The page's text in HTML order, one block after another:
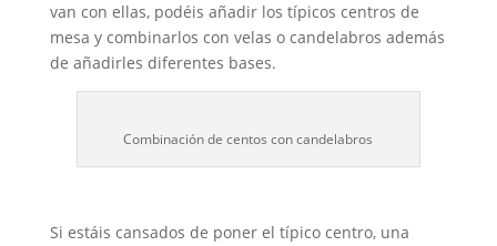
van con ellas, podéis añadir los típicos centros de
mesa y combinarlos con velas o candelabros además
de añadirles diferentes bases.
Combinación de centos con candelabros
Si estáis cansados de poner el típico centro, una